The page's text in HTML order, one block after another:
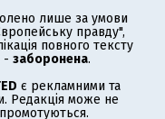
лише за умови
правду",
повного тексту
- заборонена.
є рекламними та
Редакція може не